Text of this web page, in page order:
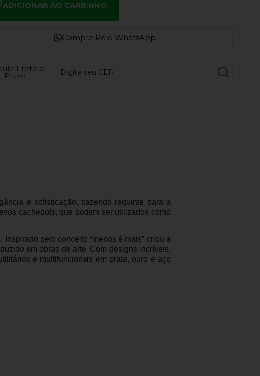
ADICIONAR AO CARRINHO
Compre Pelo WhatsApp
Frete e
Prazo
e sofisticação, trazendo requinte para a
cachepots, que podem ser utilizados como
pelo conceito “menos é mais” criou a
em obras de arte. Com designs incríveis,
e multifuncionais em prata, ouro e aço